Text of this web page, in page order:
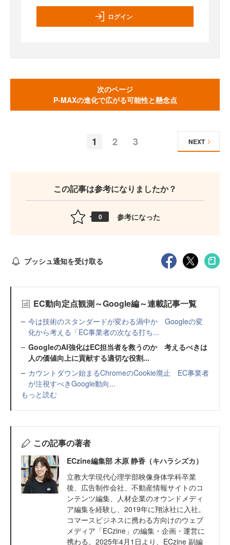
ログイン
次のページ
P-MAXの進化で広がる可能性と懸念点
1 2 3 NEXT
この記事は参考になりましたか？
0 参考になった
プッシュ通知を受け取る
EC動向定点観測～Google編～連載記事一覧
今は技術のスタンダードが変わる渦中か Googleの変
化から考える「EC事業者の次なる打ち...
GoogleのAI強化はEC担当者を救うのか 考えるべきは
人の価値向上に貢献する適切な役割...
カウントダウン始まるChromeのCookie廃止 EC事業者
が注視すべきGoogle動向...
もっと読む
この記事の著者
ECzine編集部 木原 静香（キハラシズカ）
立教大学現代心理学部映像身体学科卒業
後、広告制作会社、不動産情報サイトのコ
ンテンツ編集、人材企業のオウンドメディ
ア編集を経験し、2019年に翔泳社に入社。
コマースビジネスに携わる方向けのウェブ
メディア「ECzine」の編集・企画・運営に
携わる。2025年4月1日より、ECzine 副編